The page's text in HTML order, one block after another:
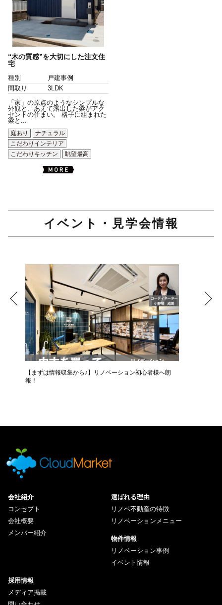
“木の質感”を大切にした注文住
宅
種別
戸建事例
間取り
3LDK
「家」の原点のようなシンプルな
外観と、あえて露出した梁がアク
セントの住まい。 格子に組まれた
梁と...
庭あり
ナチュラル
こだわりインテリア
こだわりキッチン
眺望最高
イベント・見学会情報
【まずは情報収集から♪】リノベーション初心者様へ朗
報！
会社紹介
コンセプト
会社概要
メンバー紹介
選ばれる理由
リノベ不動産の特徴
リノベーションメニュー
物件情報
リノベーション事例
イベント情報
採用情報
メディア掲載